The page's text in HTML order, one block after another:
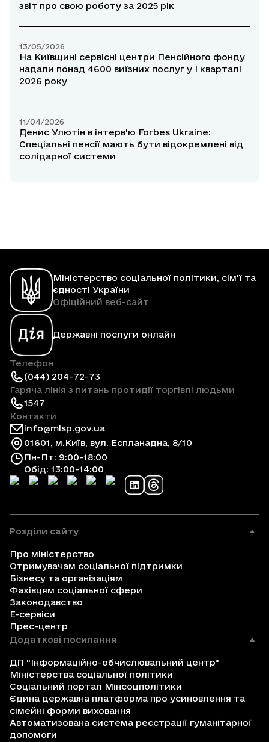
звіт про свою роботу за 2025 рік
13/05/2026
На Київщині сервісні центри Пенсійного фонду
надали понад 4600 виїзних послуг у І кварталі
2026 року
11/04/2026
Денис Улютін в інтерв’ю Forbes Ukraine:
Спеціальні пенсії мають бути відокремлені від
солідарної системи
Міністерство соціальної політики, сім'ї та
єдності України
Офіційний веб-сайт
Державні послуги онлайн
Телефон
(044) 204-72-73
Гаряча лінія з питань протидії торгівлі людьми
1547
Контакти
info@mlsp.gov.ua
01601, м.Київ, вул. Еспланадна, 8/10
Пн-Пт: 9:00-18:00
Обід: 13:00-14:00
Розділи сайту
Про міністерство
Отримувачам соціальної підтримки
Бізнесу та організаціям
Фахівцям соціальної сфери
Законодавство
Е-сервіси
Прес-центр
Додаткові посилання
ДП "Інформаційно-обчислювальний центр"
Міністерства соціальної політики
Соціальний портал Мінсоцполітики
Єдина державна платформа про усиновлення та
сімейні форми виховання
Автоматизована система реєстрації гуманітарної
допомоги